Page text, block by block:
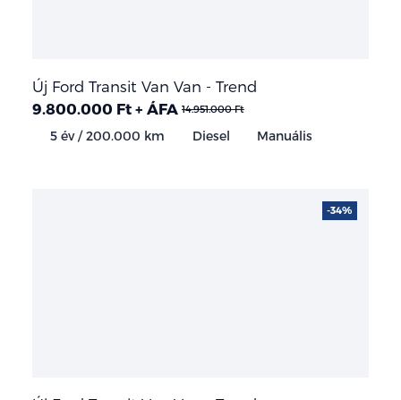
Új Ford Transit Van Van - Trend
9.800.000 Ft + ÁFA 14.951.000 Ft
5 év / 200.000 km Diesel Manuális
-34%